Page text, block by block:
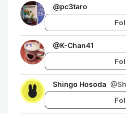
@pc3taro
@K-Chan41
Shingo Hosoda @